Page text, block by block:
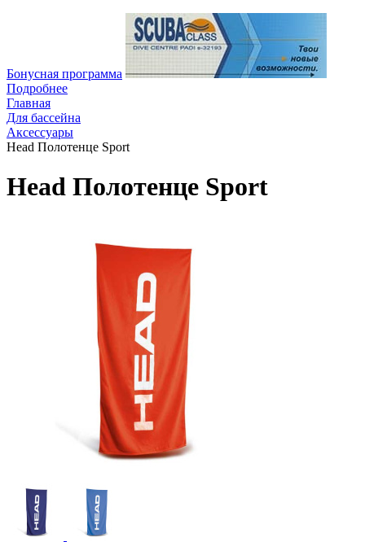
Бонусная программа
Подробнее
Главная
Для бассейна
Аксессуары
Head Полотенце Sport
Head Полотенце Sport